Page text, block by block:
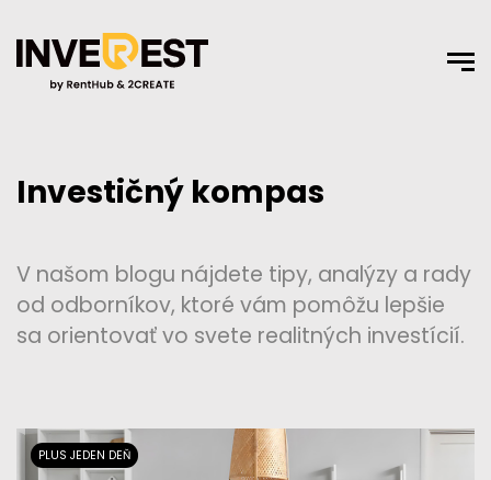
Investičný kompas
V našom blogu nájdete tipy, analýzy a rady
od odborníkov, ktoré vám pomôžu lepšie
sa orientovať vo svete realitných investícií.
PLUS JEDEN DEŇ